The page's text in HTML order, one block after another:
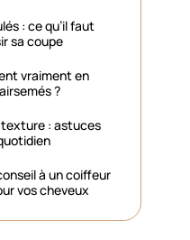
: ce qu’il faut
sa coupe
vraiment en
?
texture : astuces
à un coiffeur
vos cheveux